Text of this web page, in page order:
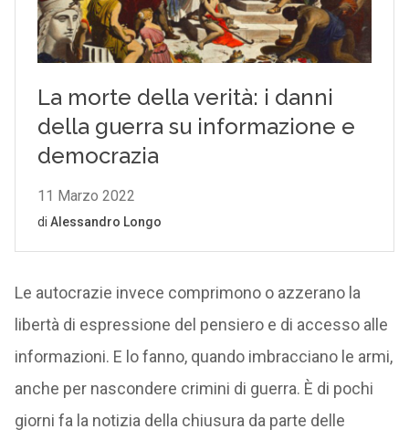
Le autocrazie invece comprimono o azzerano la
libertà di espressione del pensiero e di accesso alle
informazioni. E lo fanno, quando imbracciano le armi,
anche per nascondere crimini di guerra. È di pochi
giorni fa la notizia della chiusura da parte delle